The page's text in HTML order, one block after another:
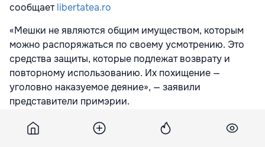
сообщаетlibertatea.ro
«Мешки не являются общим имуществом, которым
можно распоряжаться по своему усмотрению. Это
средства защиты, которые подлежат возврату и
повторному использованию. Их похищение —
уголовно наказуемое деяние», — заявили
представители примэрии.
Городские власти подчеркнули, что использование
мешков для личных нужд, включая строительные